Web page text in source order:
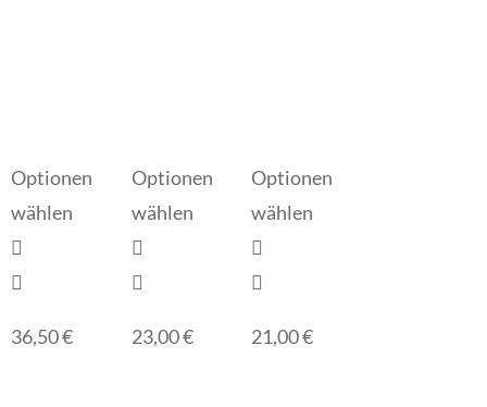
Optionen
wählen
36,50€
Optionen
wählen
23,00€
Optionen
wählen
21,00€